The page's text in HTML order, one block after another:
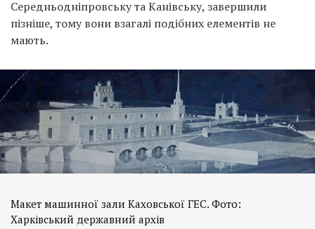
Середньодніпровську та Канівську, завершили
пізніше, тому вони взагалі подібних елементів не
мають.
Макет машинної зали Каховської ГЕС. Фото:
Харківський державний архів